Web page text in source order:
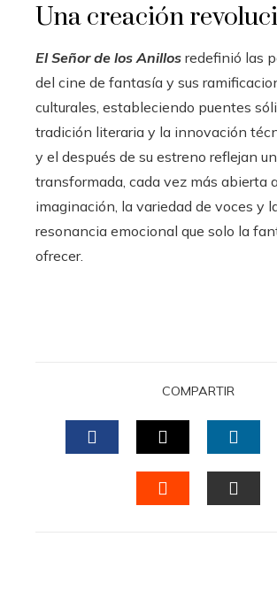
Una creación
El Señor de los Anillos redefinió las
del cine de fantasía y sus
culturales, estableciendo puentes
tradición literaria y la innovación
y el después de su estreno reflejan
transformada, cada vez más abierta
imaginación, la variedad de voces y
resonancia emocional que solo la
ofrecer.
COMPARTIR
FACEBOOKTWITTER